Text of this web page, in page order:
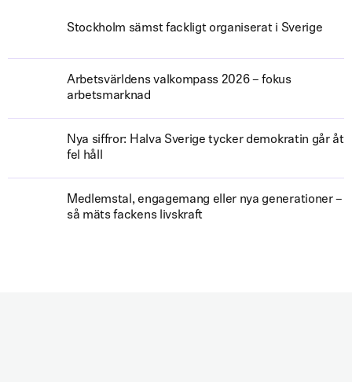
Stockholm sämst fackligt organiserat i Sverige
Arbetsvärldens valkompass 2026 – fokus
arbetsmarknad
Nya siffror: Halva Sverige tycker demokratin går åt
fel håll
Medlemstal, engagemang eller nya generationer –
så mäts fackens livskraft